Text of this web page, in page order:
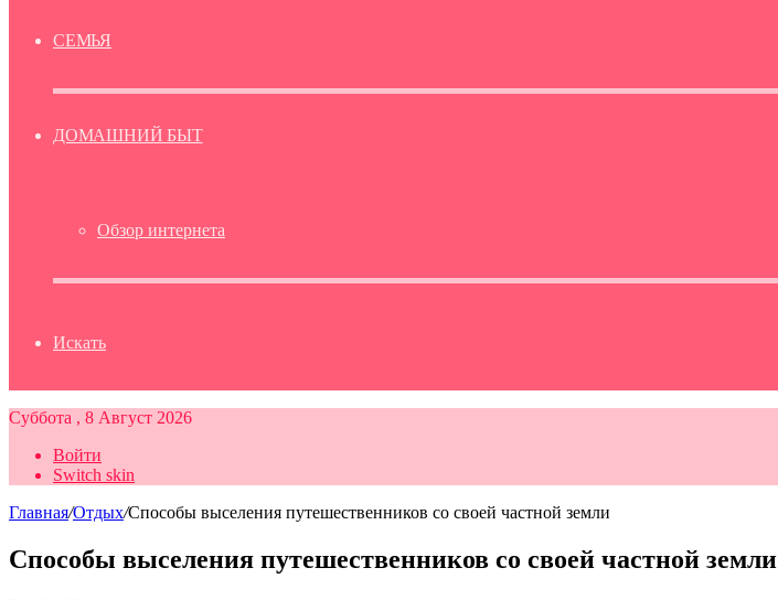
СЕМЬЯ
ДОМАШНИЙ БЫТ
Обзор интернета
Искать
Суббота , 8 Август 2026
Войти
Switch skin
Главная/Отдых/Способы выселения путешественников со своей частной земли
Способы выселения путешественников со своей частной земли